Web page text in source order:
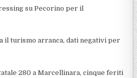
su Pecorino per il
il turismo arranca, dati negativi per
280 a Marcellinara, cinque feriti